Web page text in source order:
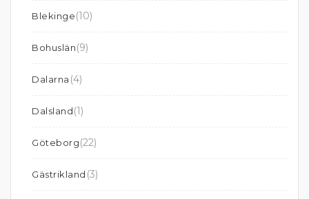
Blekinge(10)
Bohuslän(9)
Dalarna (4)
Dalsland(1)
Göteborg(22)
Gästrikland (3)